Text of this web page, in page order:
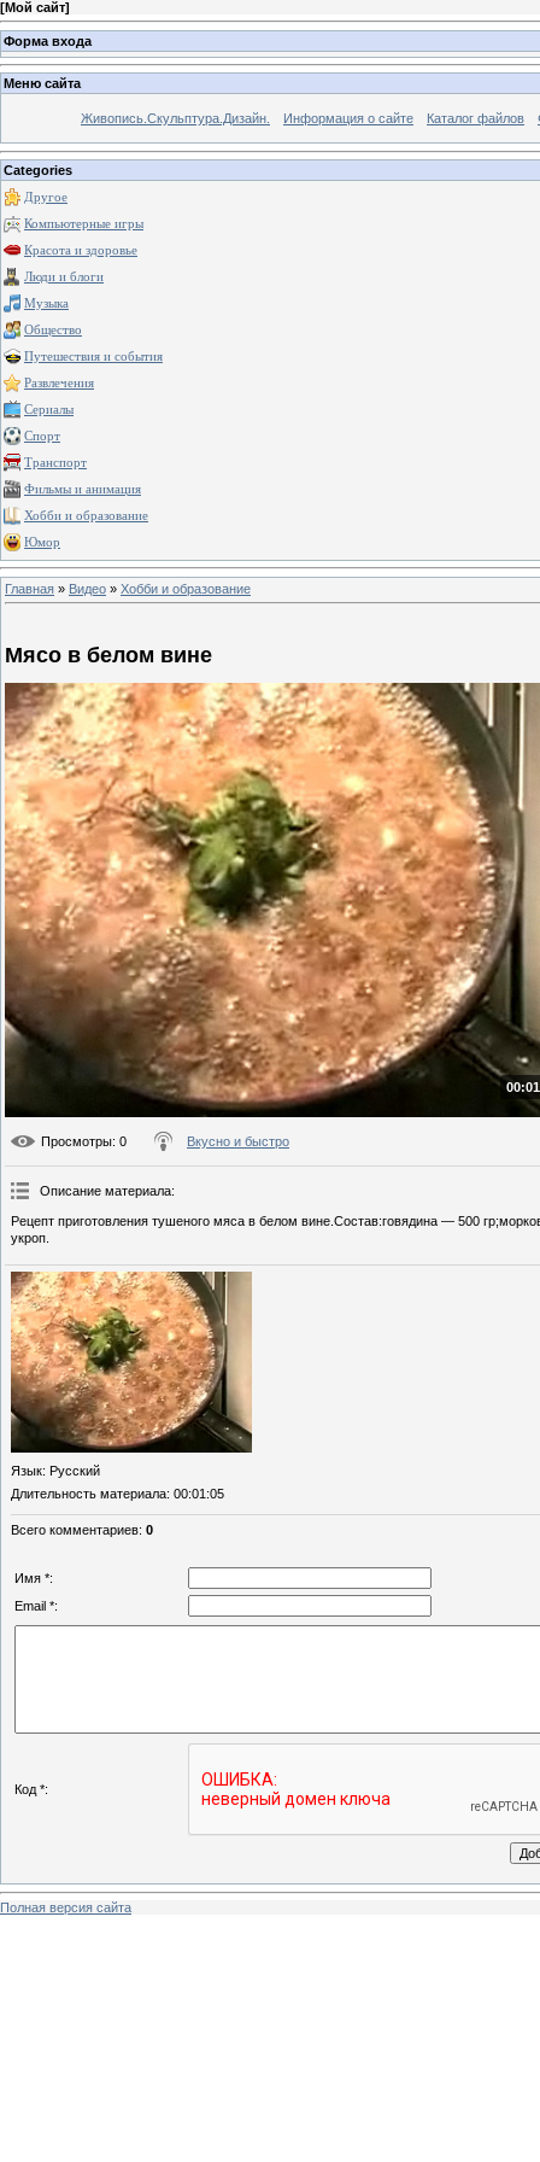
[Мой сайт]
Форма входа
Меню сайта
Живопись.Скульптура.Дизайн. Информация о сайте Каталог файлов
Categories
Другое
Компьютерные игры
Красота и здоровье
Люди и блоги
Музыка
Общество
Путешествия и события
Развлечения
Сериалы
Спорт
Транспорт
Фильмы и анимация
Хобби и образование
Юмор
Главная » Видео » Хобби и образование
Мясо в белом вине
Просмотры: 0 Вкусно и быстро
Описание материала:
Рецепт приготовления тушеного мяса в белом вине.Состав:говядина — 500
укроп.
Язык: Русский
Длительность материала: 00:01:05
Всего комментариев: 0
Имя *:
Email *:
Код *:
Полная версия сайта